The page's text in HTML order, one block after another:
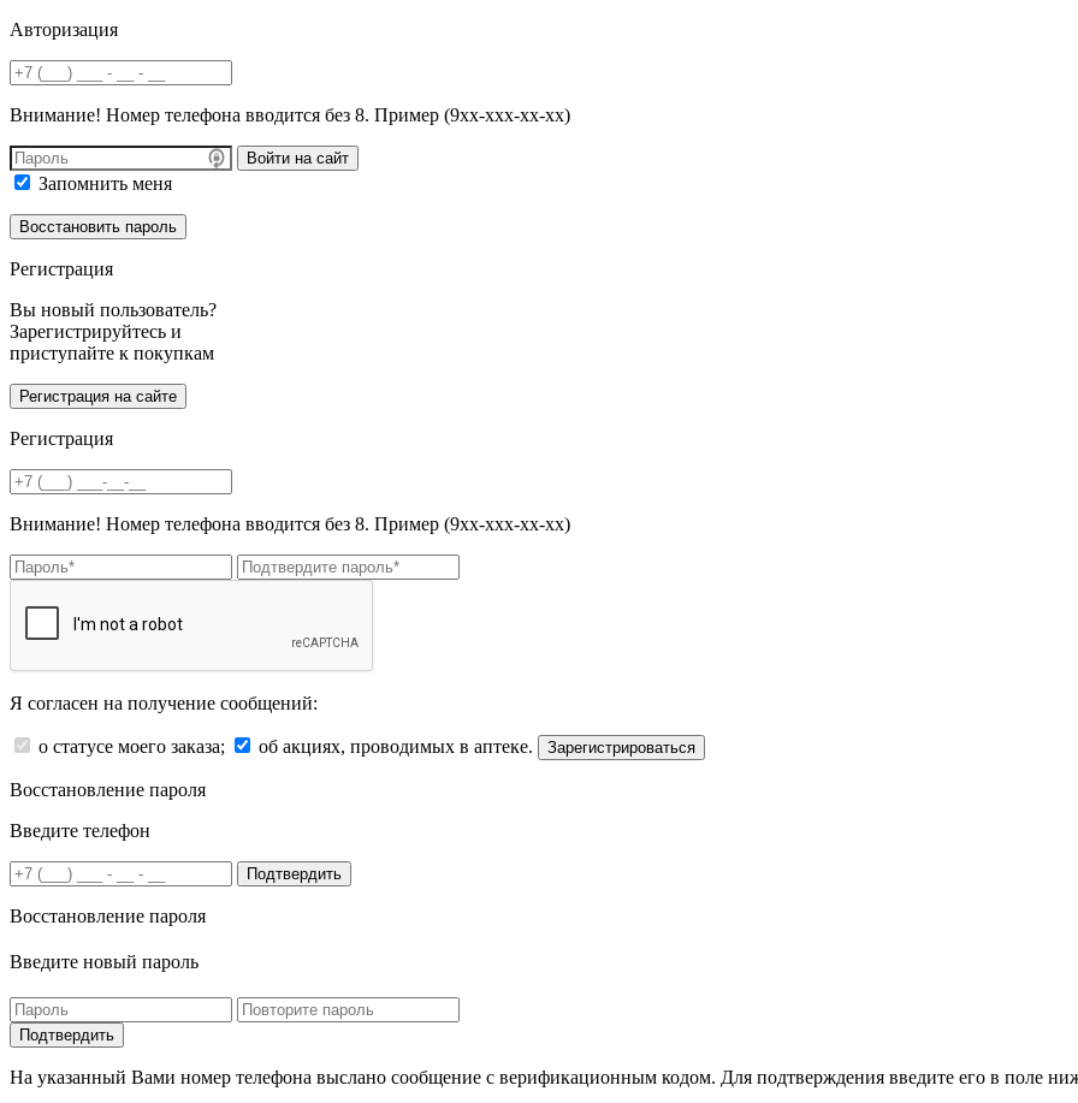
Авторизация
Внимание! Номер телефона вводится без 8. Пример (9хх-ххх-хх-хх)
Войти на сайт
Запомнить меня
Регистрация
Вы новый пользователь?
Зарегистрируйтесь и
приступайте к покупкам
Регистрация
Внимание! Номер телефона вводится без 8. Пример (9хх-ххх-хх-хх)
Я согласен на получение сообщений:
о статусе моего заказа; об акциях, проводимых в аптеке. Зарегистрироваться
Восстановление пароля
Введите телефон
Подтвердить
Восстановление пароля
Введите новый пароль
На указанный Вами номер телефона выслано сообщение с верификационным кодом. Для подтверждения введите его в поле